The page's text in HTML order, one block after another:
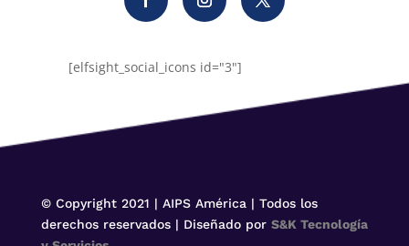
[elfsight_social_icons id="3"]
© Copyright 2021 | AIPS América | Todos los
derechos reservados | Diseñado por S&K Tecnología